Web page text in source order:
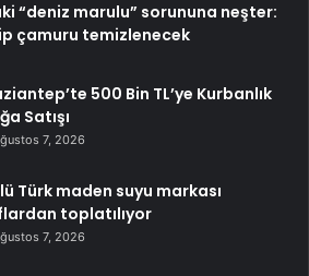
“deniz marulu” sorununa neşter:
çamuru temizlenecek
500 Bin TL’ye Kurbanlık
Satışı
7, 2026
Türk maden suyu markası
toplatılıyor
7, 2026